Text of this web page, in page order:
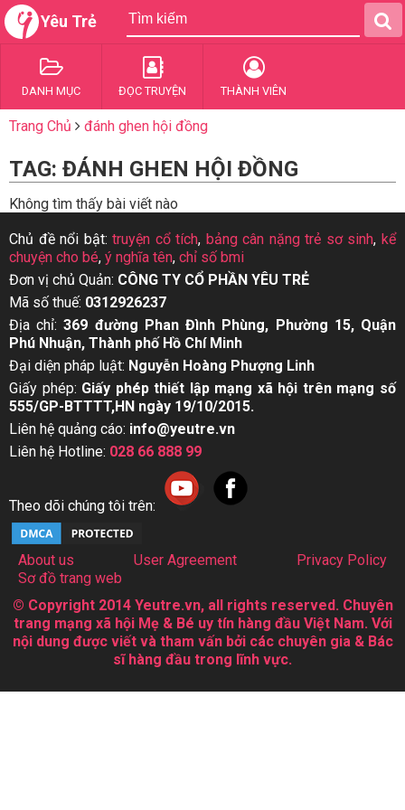
Yêu Trẻ
DANH MỤC ĐỌC TRUYỆN THÀNH VIÊN
Trang Chủ đánh ghen hội đồng
TAG: ĐÁNH GHEN HỘI ĐỒNG
Không tìm thấy bài viết nào
Chủ đề nổi bật:truyện cổ tích, bảng cân nặng trẻ sơ sinh,kể
chuyện cho bé, ý nghĩa tên, chỉ số bmi
Đơn vị chủ Quản: CÔNG TY CỔ PHẦN YÊU TRẺ
Mã số thuế: 0312926237
Địa chỉ:369 đường Phan Đình Phùng, Phường 15, Quận
Phú Nhuận, Thành phố Hồ Chí Minh
Đại diện pháp luật: Nguyễn Hoàng Phượng Linh
Giấy phép: Giấy phép thiết lập mạng xã hội trên mạng số
555/GP-BTTTT,HN ngày 19/10/2015.
Liên hệ quảng cáo: info@yeutre.vn
Liên hệ Hotline: 028 66 888 99
Theo dõi chúng tôi trên:
About us User Agreement
Privacy Policy
Sơ đồ trang web
© Copyright 2014 Yeutre.vn, all rights reserved. Chuyên
trang mạng xã hội Mẹ & Bé uy tín hàng đầu Việt Nam. Với
nội dung được viết và tham vấn bởi các chuyên gia & Bác
sĩ hàng đầu trong lĩnh vực.